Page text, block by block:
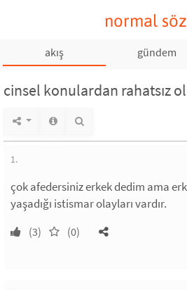
normal
akış gündem
cinsel konulardan rahatsız
1.
çok afedersiniz erkek dedim ama
yaşadığı istismar olayları vardır.
(3) (0)